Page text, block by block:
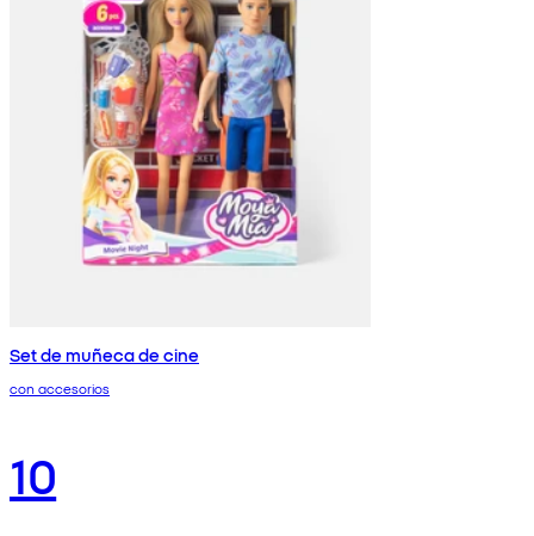
Set de muñeca de cine
con accesorios
10